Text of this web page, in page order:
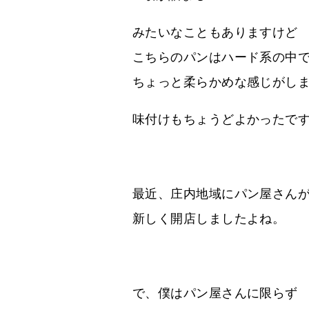
みたいなこともありますけど
こちらのパンはハード系の中
ちょっと柔らかめな感じがしま
味付けもちょうどよかったです
最近、庄内地域にパン屋さん
新しく開店しましたよね。
で、僕はパン屋さんに限らず